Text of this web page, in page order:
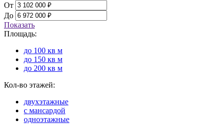
От
До
Показать
Площадь:
до 100 кв м
до 150 кв м
до 200 кв м
Кол-во этажей:
двухэтажные
с мансардой
одноэтажные